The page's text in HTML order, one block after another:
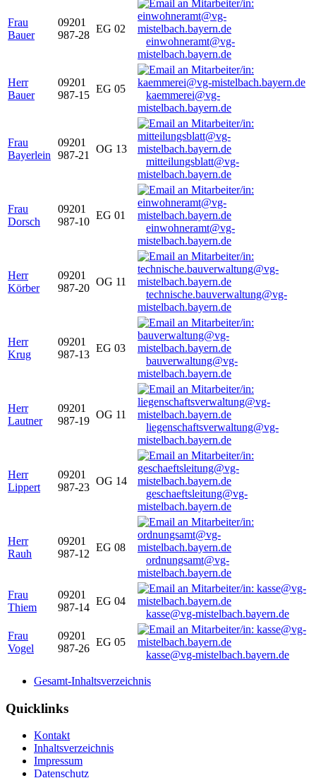
Frau
Bauer
09201
987-28
EG 02
einwohneramt@vg-
mistelbach.bayern.de
Herr
Bauer
09201
987-15
EG 05
kaemmerei@vg-
mistelbach.bayern.de
Frau
Bayerlein
09201
987-21
OG 13
mitteilungsblatt@vg-
mistelbach.bayern.de
Frau
Dorsch
09201
987-10
EG 01
einwohneramt@vg-
mistelbach.bayern.de
Herr
Körber
09201
987-20
OG 11
technische.bauverwaltung@vg-
mistelbach.bayern.de
Herr
Krug
09201
987-13
EG 03
bauverwaltung@vg-
mistelbach.bayern.de
Herr
Lautner
09201
987-19
OG 11
liegenschaftsverwaltung@vg-
mistelbach.bayern.de
Herr
Lippert
09201
987-23
OG 14
geschaeftsleitung@vg-
mistelbach.bayern.de
Herr
Rauh
09201
987-12
EG 08
ordnungsamt@vg-
mistelbach.bayern.de
Frau
Thiem
09201
987-14
EG 04
kasse@vg-mistelbach.bayern.de
Frau
Vogel
09201
987-26
EG 05
kasse@vg-mistelbach.bayern.de
Gesamt-Inhaltsverzeichnis
Quicklinks
Kontakt
Inhaltsverzeichnis
Impressum
Datenschutz